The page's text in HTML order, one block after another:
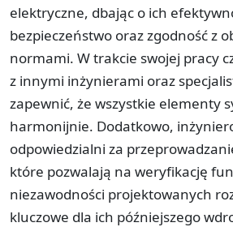
elektryczne, dbając o ich
bezpieczeństwo oraz zgodność z
normami. W trakcie swojej pracy
z innymi inżynierami oraz
zapewnić, że wszystkie elementy
harmonijnie. Dodatkowo,
odpowiedzialni za
które pozwalają na weryfikację
niezawodności projektowanych
kluczowe dla ich późniejszego